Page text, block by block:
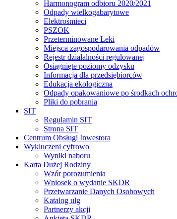
Harmonogram odbioru 2020/2021
Odpady wielkogabarytowe
Elektrośmieci
PSZOK
Przeterminowane Leki
Miejsca zagospodarowania odpadów
Rejestr działalności regulowanej
Osiągnięte poziomy odzysku
Informacja dla przedsiębiorców
Edukacja ekologiczna
Odpady opakowaniowe po środkach
Pliki do pobrania
SIT
Regulamin SIT
Strona SIT
Centrum Obsługi Inwestora
Wykluczeni cyfrowo
Wyniki naboru
Karta Dużej Rodziny
Wzór porozumienia
Wniosek o wydanie SKDR
Przetwarzanie Danych Osobowych
Katalog ulg
Partnerzy akcji